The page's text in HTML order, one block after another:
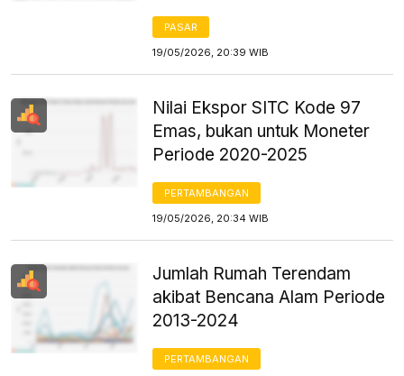
PASAR
19/05/2026, 20:39 WIB
Nilai Ekspor SITC Kode 97
Emas, bukan untuk Moneter
Periode 2020-2025
PERTAMBANGAN
19/05/2026, 20:34 WIB
Jumlah Rumah Terendam
akibat Bencana Alam Periode
2013-2024
PERTAMBANGAN